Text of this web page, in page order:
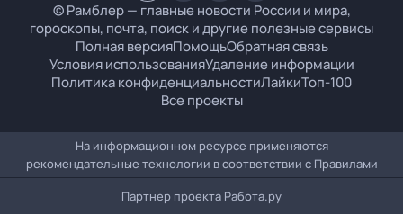
© Рамблер — главные новости России и мира,
гороскопы, почта, поиск и другие полезные сервисы
Полная версияПомощьОбратная связь
Условия использованияУдаление информации
Политика конфиденциальностиЛайкиТоп-100
Все проекты
На информационном ресурсе применяются
рекомендательные технологии в соответствии с Правилами
Партнер проекта Работа.ру